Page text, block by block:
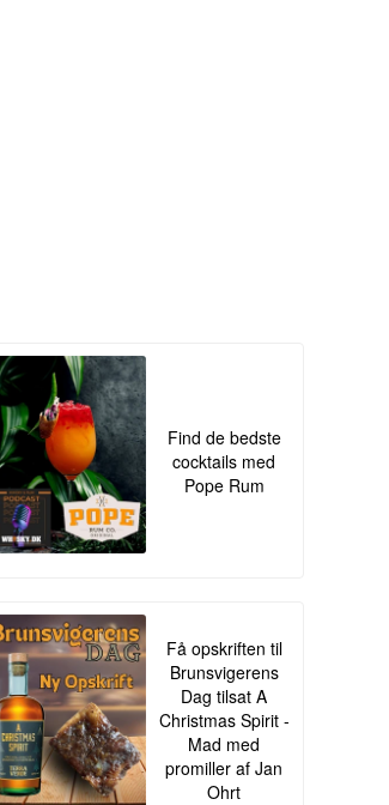
Find de bedste
cocktails med
Pope Rum
Få opskriften til
Brunsvigerens
Dag tilsat A
Christmas Spirit -
Mad med
promiller af Jan
Ohrt